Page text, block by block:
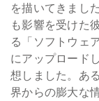
を描いてきまし
も影響を受けた
る「ソフトウェ
にアップロード
想しました。あ
界からの膨大な